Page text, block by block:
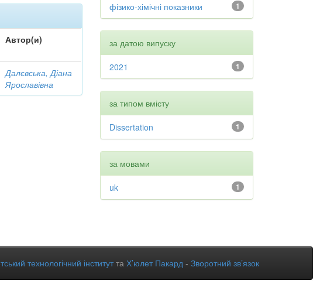
Автор(и)
Далєвська, Діана
Ярославівна
1
фізико-хімічні показники
за датою випуску
1
2021
за типом вмісту
1
Dissertation
за мовами
1
uk
технологічний інститутта Х’юлет Пакард - Зворотний зв’язок